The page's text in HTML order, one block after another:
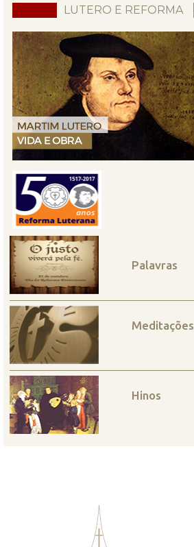
LUTERO E REFORMA
Palavras
Meditações
Hinos